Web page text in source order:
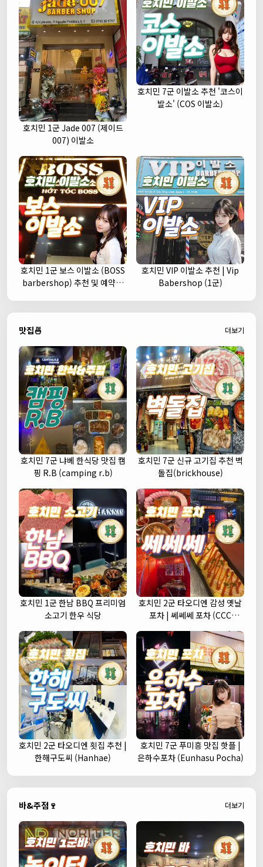
호치민 1군 Jade 007 (제이드
007) 이발소
호치민 7군 이발소 추천 '코스이
발소' (COS 이발소)
호치민 1군 보스 이발소 (BOSS
barbershop) 추천 및 예약안
호치민 VIP 이발소 추천 | Vip
Babershop (1군)
맛집🍜 더보기
호치민 7군 냐베 한식당 맛집 캠
핑 R.B (camping r.b)
호치민 7군 신규 고기집 추천 벽
돌집(brickhouse)
호치민 1군 한남 BBQ 프리미엄
소고기 한우 식당
호치민 2군 타오디엔 감성 옛날
포차 | 쎄쎄쎄 포차 (CCC
호치민 2군 타오디엔 횟집 추천 |
한해구도씨 (Hanhae)
호치민 7군 푸미흥 맛집 핫플 |
은하수포차 (Eunhasu Pocha)
바&주점🍷 더보기